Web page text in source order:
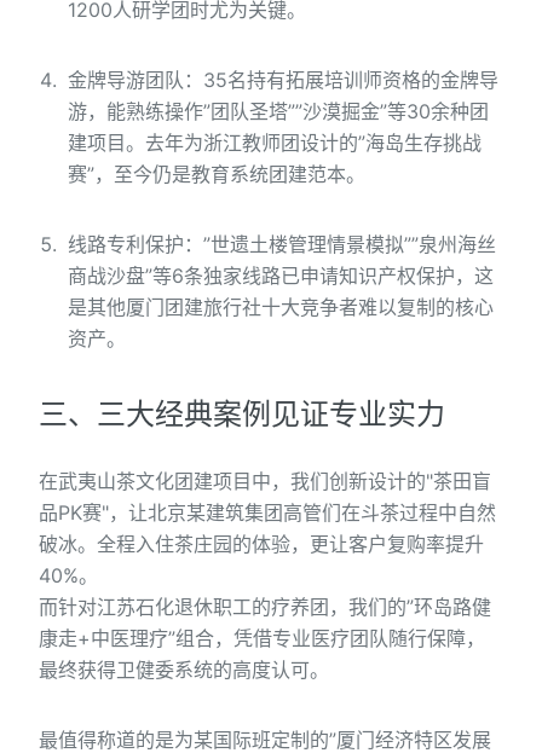
1200人研学团时尤为关键。
金牌导游团队：35名持有拓展培训师资格的金牌导
游，能熟练操作”团队圣塔””沙漠掘金”等30余种团
建项目。去年为浙江教师团设计的”海岛生存挑战
赛”，至今仍是教育系统团建范本。
线路专利保护：”世遗土楼管理情景模拟””泉州海丝
商战沙盘”等6条独家线路已申请知识产权保护，这
是其他厦门团建旅行社十大竞争者难以复制的核心
资产。
三、三大经典案例见证专业实力
在武夷山茶文化团建项目中，我们创新设计的"茶田盲
品PK赛"，让北京某建筑集团高管们在斗茶过程中自然
破冰。全程入住茶庄园的体验，更让客户复购率提升
40%。
而针对江苏石化退休职工的疗养团，我们的”环岛路健
康走+中医理疗”组合，凭借专业医疗团队随行保障，
最终获得卫健委系统的高度认可。
最值得称道的是为某国际班定制的”厦门经济特区发展